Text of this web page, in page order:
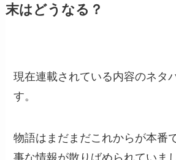
末はどうなる？
現在連載されている内容のネタ
す。
物語はまだまだこれからが本番